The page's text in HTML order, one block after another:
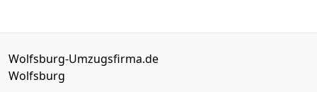
Wolfsburg-Umzugsfirma.de
Wolfsburg